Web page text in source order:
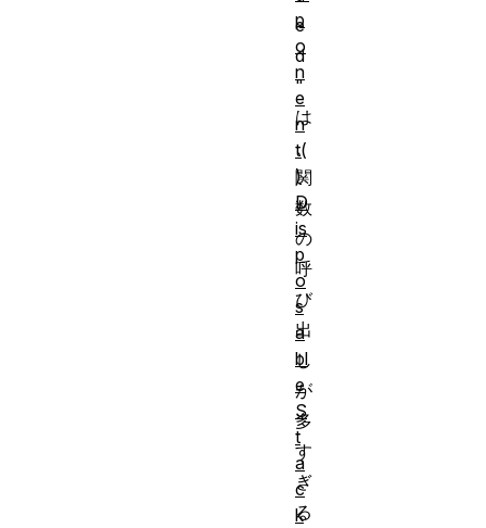
e
d
"
は
、
関
数
の
呼
び
出
し
が
多
す
ぎ
る
p
o
n
e
n
t(
)
D
is
p
o
s
a
bl
e
S
t
a
c
k